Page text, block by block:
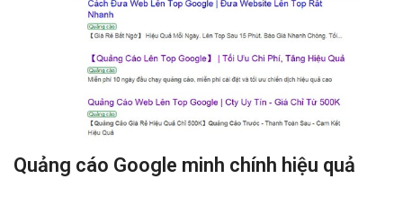
Quảng cáo Google minh chính hiệu quả